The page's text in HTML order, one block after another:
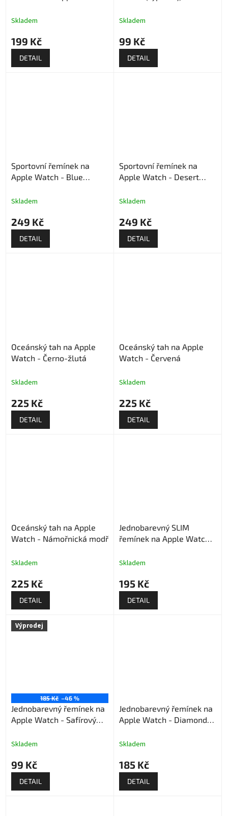
Skladem
199 Kč
DETAIL
Skladem
99 Kč
DETAIL
Sportovní řemínek na
Apple Watch - Blue
Skladem
249 Kč
DETAIL
Sportovní řemínek na
Apple Watch - Desert
Skladem
249 Kč
DETAIL
Oceánský tah na Apple
Watch - Černo-žlutá
Skladem
225 Kč
DETAIL
Oceánský tah na Apple
Watch - Červená
Skladem
225 Kč
DETAIL
Oceánský tah na Apple
Watch - Námořnická modř
Skladem
225 Kč
DETAIL
Jednobarevný SLIM
řemínek na Apple Watch -
Skladem
195 Kč
DETAIL
Výprodej
185 Kč –46 %
Jednobarevný řemínek na
Apple Watch - Safírový
Skladem
99 Kč
DETAIL
Jednobarevný řemínek na
Apple Watch - Diamond
Skladem
185 Kč
DETAIL